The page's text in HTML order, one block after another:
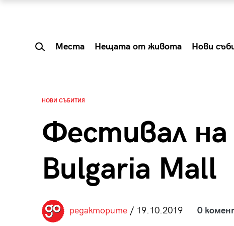
Места Нещата от живота Нови
НОВИ СЪБИТИЯ
Фестивал
Bulgaria Mall
редакторите/ 19.10.2019 0
Summer Prelude: как